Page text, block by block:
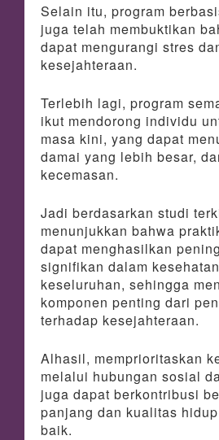
Selain itu, program
juga telah membuktikan
dapat mengurangi stres
kesejahteraan.
Terlebih lagi, program
ikut mendorong individu
masa kini, yang dapat
damai yang lebih besar,
kecemasan.
Jadi berdasarkan studi
menunjukkan bahwa
dapat menghasilkan
signifikan dalam
keseluruhan, sehingga
komponen penting dari
terhadap kesejahteraan.
Alhasil, memprioritaskan
melalui hubungan sosial
juga dapat berkontribusi
panjang dan kualitas
baik.